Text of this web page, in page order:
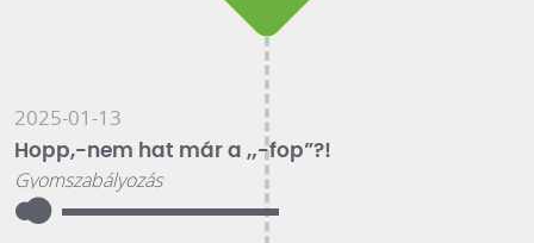
2025-01-13
Hopp,-nem hat már a „-fop”?!
Gyomszabályozás